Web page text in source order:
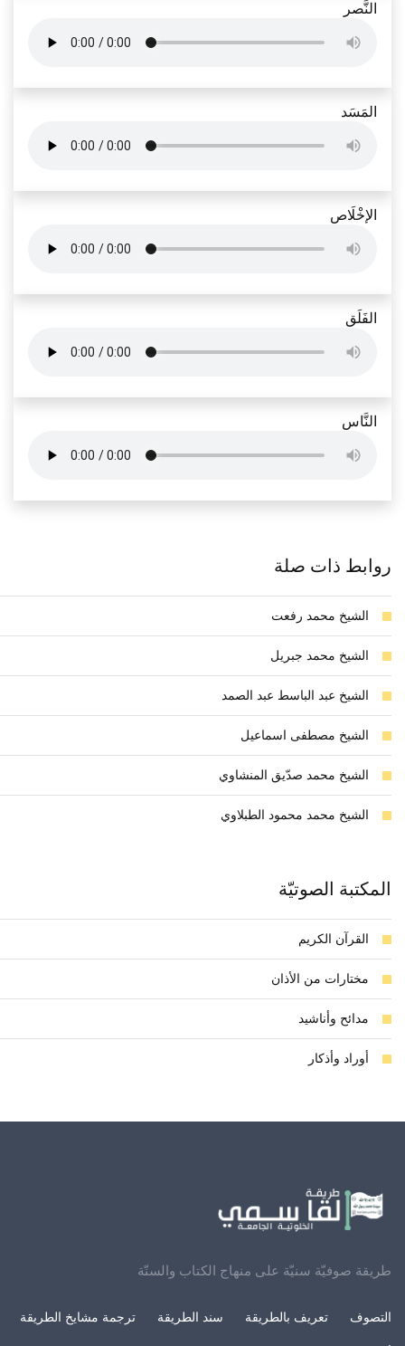
النَّصر
المَسَد
الإخْلَاص
الفَلَق
النَّاس
روابط ذات صلة
الشيخ محمد رفعت
الشيخ محمد جبريل
الشيخ عبد الباسط عبد الصمد
الشيخ مصطفى اسماعيل
الشيخ محمد صدّيق المنشاوي
الشيخ محمد محمود الطبلاوي
المكتبة الصوتيّة
القرآن الكريم
مختارات من الأذان
مدائح وأناشيد
أوراد وأذكار
طريقة صوفيّة سنيّة على منهاج الكتاب والسنّة
التصوف تعريف بالطريقة سند الطريقة ترجمة مشايخ الطريقة